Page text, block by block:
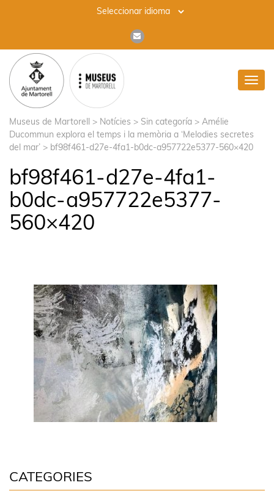
Museus de Martorell > Notícies > Sin categoría > Amélie
Ducommun explora el temps i la memòria a ‘Melodies secretes
del mar’ > bf98f461-d27e-4fa1-b0dc-a957722e5377-560×420
bf98f461-d27e-4fa1-
b0dc-a957722e5377-
560×420
CATEGORIES